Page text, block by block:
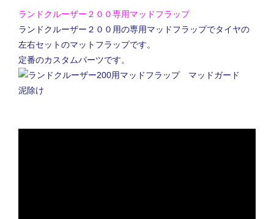
ランドクルーザー２００専用マッドフラップ
ランドクルーザー２００用の専用マッドフラップでタイヤの
左右セットのマットフラップです。
定番のカスタムパーツです。